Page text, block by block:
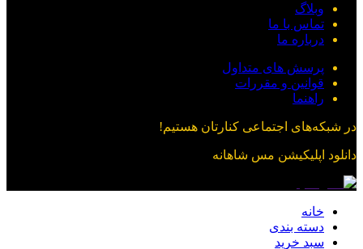
وبلاگ
تماس با ما
درباره ما
پرسش های متداول
قوانین و مقررات
راهنما
در شبکه‌های اجتماعی کنارتان هستیم!
دانلود اپلیکیشن مس شاهانه
خانه
دسته بندی
سبد خرید